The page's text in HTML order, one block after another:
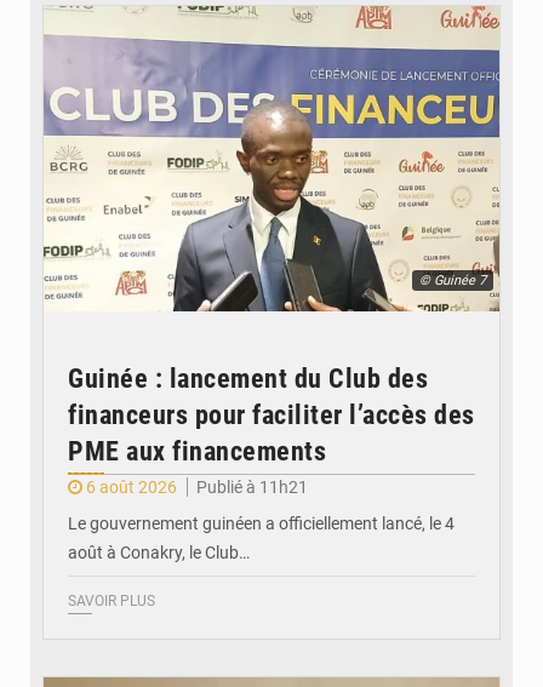
© Guinée 7
Guinée : lancement du Club des
financeurs pour faciliter l’accès des
PME aux financements
6 août 2026
Publié à 11h21
Le gouvernement guinéen a officiellement lancé, le 4
août à Conakry, le Club…
SAVOIR PLUS